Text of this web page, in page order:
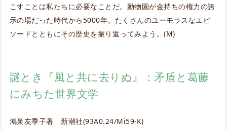
こすことは私たちに必要なことだ。動物園が金持ちの権力の誇
示の場だった時代から5000年。たくさんのユーモラスなエピ
ソードとともにその歴史を振り返ってみよう。(M)
謎とき『風と共に去りぬ』：矛盾と葛藤
にみちた世界文学
鴻巣友季子著 新潮社(93A0.24/Mi59-K)